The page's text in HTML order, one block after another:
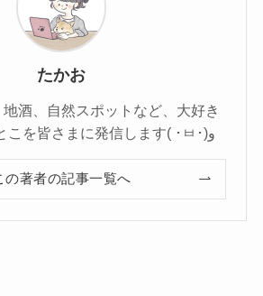
たかお
酒、自然スポットなど、大好き
な鳥取のええとこを皆さまに発信します( ･ㅂ･)و
の著者の記事一覧へ